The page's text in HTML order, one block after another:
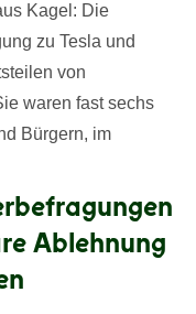
Kagel: Die
zu Tesla und
von
waren fast sechs
Bürgern, im
Ablehnung